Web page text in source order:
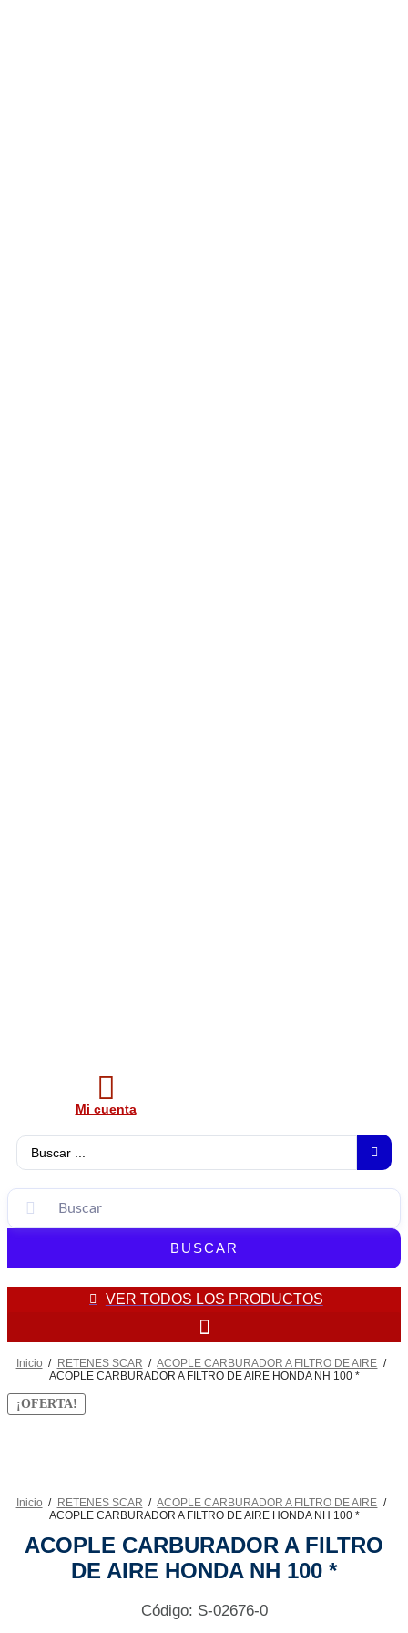
Mi cuenta
Search
BUSCAR
VER TODOS LOS PRODUCTOS
Inicio / RETENES SCAR / ACOPLE CARBURADOR A FILTRO DE AIRE /
ACOPLE CARBURADOR A FILTRO DE AIRE HONDA NH 100 *
¡OFERTA!
Inicio / RETENES SCAR / ACOPLE CARBURADOR A FILTRO DE AIRE /
ACOPLE CARBURADOR A FILTRO DE AIRE HONDA NH 100 *
ACOPLE CARBURADOR A FILTRO
DE AIRE HONDA NH 100 *
Código: S-02676-0